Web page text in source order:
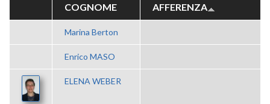
COGNOME
AFFERENZA
Marina Berton
Enrico MASO
ELENA WEBER